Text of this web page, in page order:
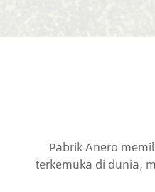
Pabrik Anero
terkemuka di dunia,